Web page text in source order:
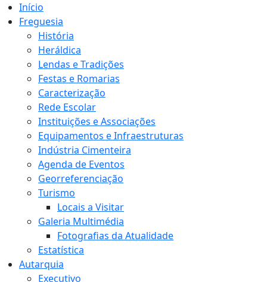
Início
Freguesia
História
Heráldica
Lendas e Tradições
Festas e Romarias
Caracterização
Rede Escolar
Instituições e Associações
Equipamentos e Infraestruturas
Indústria Cimenteira
Agenda de Eventos
Georreferenciação
Turismo
Locais a Visitar
Galeria Multimédia
Fotografias da Atualidade
Estatística
Autarquia
Executivo